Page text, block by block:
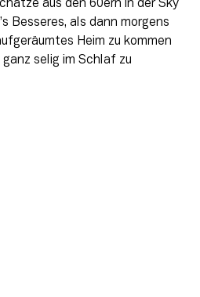
aus den 60ern in der Sky
Besseres, als dann morgens
Heim zu kommen
selig im Schlaf zu